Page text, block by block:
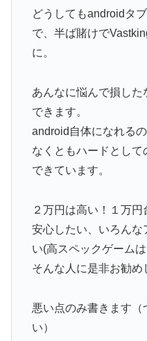
どうしてもandroidタ
で、半ば賭けで
に。
あんなに悩んで損した
できます。
android自体になれる
なくともハードとして
できています。
２万円は高い！１万
安心したい、いろんな
い(高スペックゲーム
そんな人に是非お勧め
悪い点のみ書きます
い）